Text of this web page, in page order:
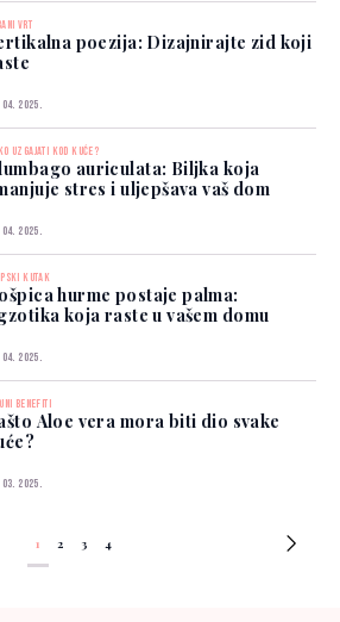
VRT
poezija: Dizajnirajte zid koji
2025.
UZGAJATI KOD KUĆE?
auriculata: Biljka koja
stres i uljepšava vaš dom
2025.
KUTAK
hurme postaje palma:
koja raste u vašem domu
04. 2025.
BENEFITI
Aloe vera mora biti dio svake
03. 2025.
1 2 3 4